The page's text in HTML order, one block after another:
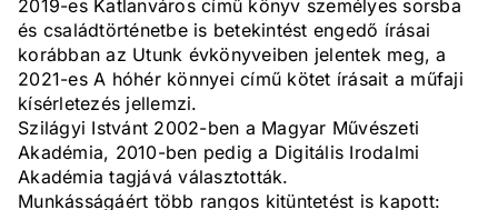
2019-es Katlanváros című könyv személyes sorsba
és családtörténetbe is betekintést engedő írásai
korábban az Utunk évkönyveiben jelentek meg, a
2021-es A hóhér könnyei című kötet írásait a műfaji
kísérletezés jellemzi.
Szilágyi Istvánt 2002-ben a Magyar Művészeti
Akadémia, 2010-ben pedig a Digitális Irodalmi
Akadémia tagjává választották.
Munkásságáért több rangos kitüntetést is kapott: